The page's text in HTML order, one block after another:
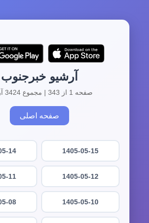
آرشیو خبرجنوب
صفحه 1 از 343 | مجموع 3424 آرشیو
صفحه اصلی
1405-05-15
14
1405-05-12
11
1405-05-10
08